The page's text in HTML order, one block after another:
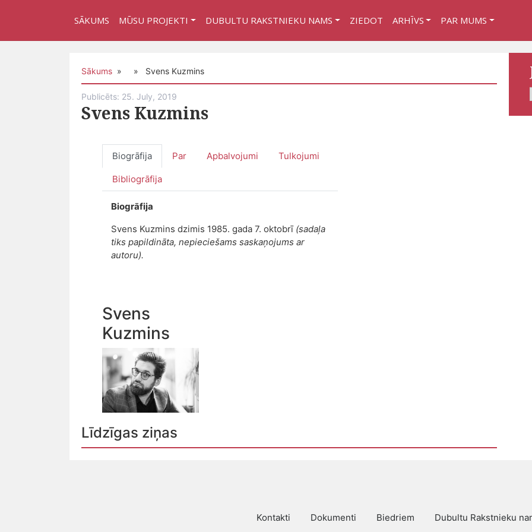
SĀKUMS MŪSU PROJEKTI DUBULTU RAKSTNIEKU NAMS ZIEDOT ARHĪVS PAR MUMS
Sākums » » Svens Kuzmins
Publicēts: 25. July, 2019
Svens Kuzmins
Biogrāfija Par Apbalvojumi Tulkojumi
Bibliogrāfija
Biogrāfija
Svens Kuzmins dzimis 1985. gada 7. oktobrī (sadaļa
tiks papildināta, nepieciešams saskaņojums ar
autoru).
Svens
Kuzmins
Līdzīgas ziņas
Kontakti Dokumenti Biedriem Dubultu Rakstnieku